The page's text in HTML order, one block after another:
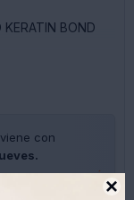

KERATIN BOND
con
SOLICITALA AQUÍ